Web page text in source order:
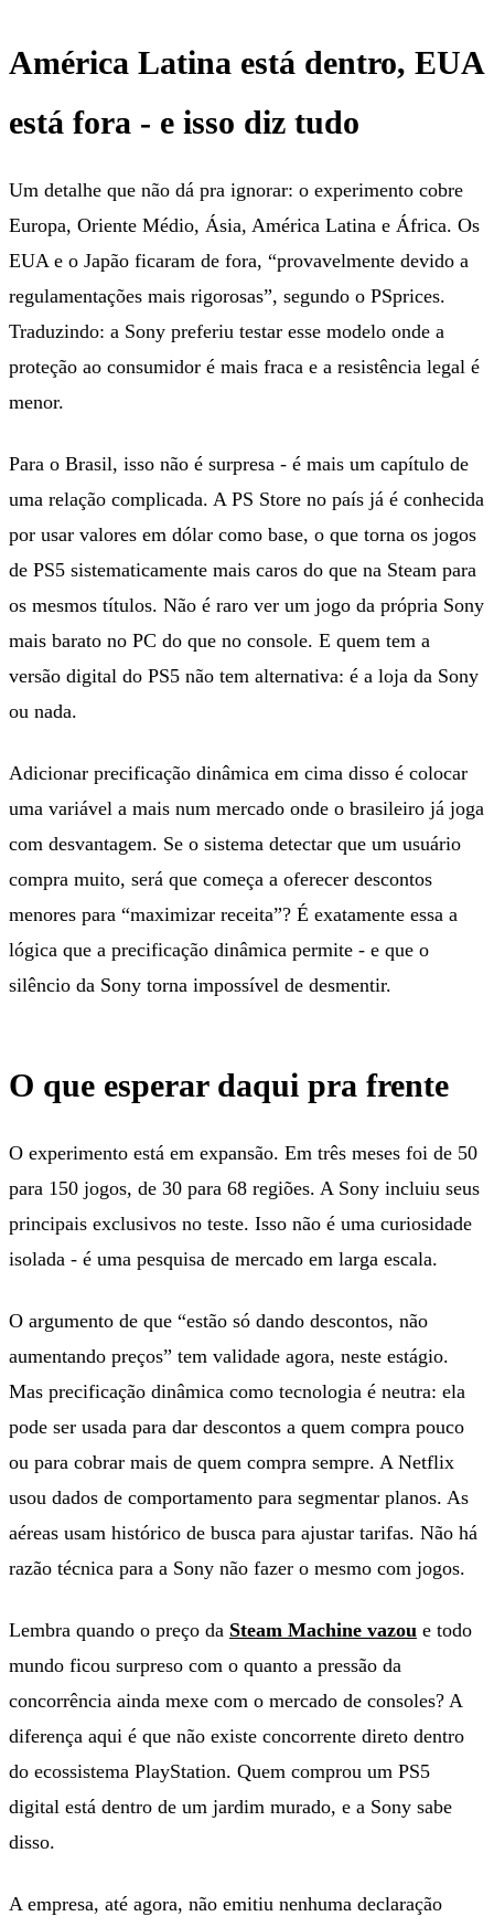
América Latina está dentro, EUA
está fora - e isso diz tudo
Um detalhe que não dá pra ignorar: o experimento cobre
Europa, Oriente Médio, Ásia, América Latina e África. Os
EUA e o Japão ficaram de fora, “provavelmente devido a
regulamentações mais rigorosas”, segundo o PSprices.
Traduzindo: a Sony preferiu testar esse modelo onde a
proteção ao consumidor é mais fraca e a resistência legal é
menor.
Para o Brasil, isso não é surpresa - é mais um capítulo de
uma relação complicada. A PS Store no país já é conhecida
por usar valores em dólar como base, o que torna os jogos
de PS5 sistematicamente mais caros do que na Steam para
os mesmos títulos. Não é raro ver um jogo da própria Sony
mais barato no PC do que no console. E quem tem a
versão digital do PS5 não tem alternativa: é a loja da Sony
ou nada.
Adicionar precificação dinâmica em cima disso é colocar
uma variável a mais num mercado onde o brasileiro já joga
com desvantagem. Se o sistema detectar que um usuário
compra muito, será que começa a oferecer descontos
menores para “maximizar receita”? É exatamente essa a
lógica que a precificação dinâmica permite - e que o
silêncio da Sony torna impossível de desmentir.
O que esperar daqui pra frente
O experimento está em expansão. Em três meses foi de 50
para 150 jogos, de 30 para 68 regiões. A Sony incluiu seus
principais exclusivos no teste. Isso não é uma curiosidade
isolada - é uma pesquisa de mercado em larga escala.
O argumento de que “estão só dando descontos, não
aumentando preços” tem validade agora, neste estágio.
Mas precificação dinâmica como tecnologia é neutra: ela
pode ser usada para dar descontos a quem compra pouco
ou para cobrar mais de quem compra sempre. A Netflix
usou dados de comportamento para segmentar planos. As
aéreas usam histórico de busca para ajustar tarifas. Não há
razão técnica para a Sony não fazer o mesmo com jogos.
Lembra quando o preço da Steam Machine vazou e todo
mundo ficou surpreso com o quanto a pressão da
concorrência ainda mexe com o mercado de consoles? A
diferença aqui é que não existe concorrente direto dentro
do ecossistema PlayStation. Quem comprou um PS5
digital está dentro de um jardim murado, e a Sony sabe
disso.
A empresa, até agora, não emitiu nenhuma declaração